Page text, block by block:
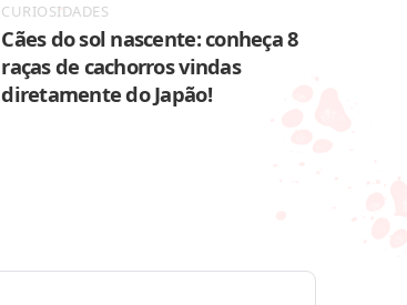
CURIOSIDADES
Cães do sol nascente: conheça 8
raças de cachorros vindas
diretamente do Japão!